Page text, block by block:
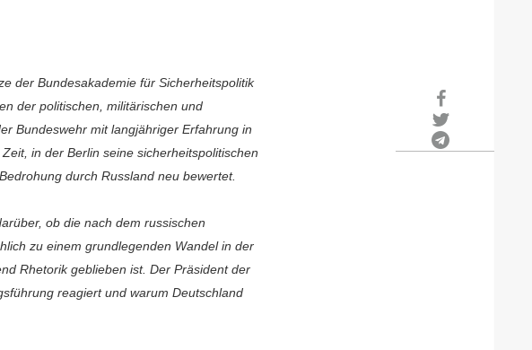
der Bundesakademie für Sicherheitspolitik
der politischen, militärischen und
Bundeswehr mit langjähriger Erfahrung in
in der Berlin seine sicherheitspolitischen
durch Russland neu bewertet.
ob die nach dem russischen
zu einem grundlegenden Wandel in der
Rhetorik geblieben ist. Der Präsident der
reagiert und warum Deutschland